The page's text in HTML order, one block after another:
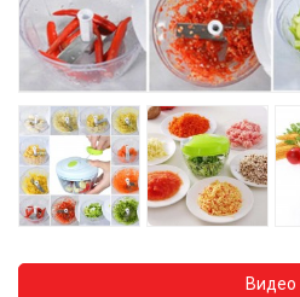
Видео